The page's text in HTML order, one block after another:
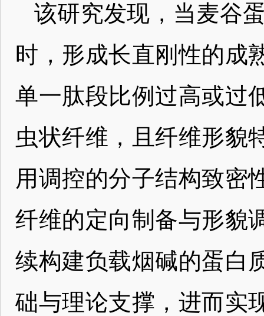
该研究发现，当麦谷
时，形成长直刚性的成
单一肽段比例过高或过
虫状纤维，且纤维形貌
用调控的分子结构致密
纤维的定向制备与形貌
续构建负载烟碱的蛋白
础与理论支撑，进而实